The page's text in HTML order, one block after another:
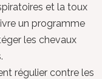
et la toux
un programme
les chevaux
régulier contre les